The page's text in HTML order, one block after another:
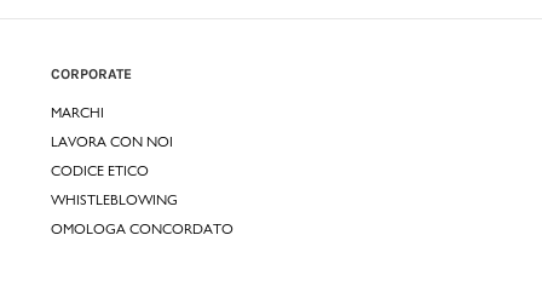
CORPORATE
MARCHI
LAVORA CON NOI
CODICE ETICO
WHISTLEBLOWING
OMOLOGA CONCORDATO